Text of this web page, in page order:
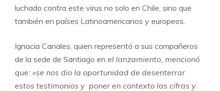
luchado contra este virus no solo en Chile, sino que
también en países Latinoamericanos y europeos.
Ignacia Canales, quien representó a sus compañeros
de la sede de Santiago en el lanzamiento, mencionó
que: «se nos dio la oportunidad de desenterrar
estos testimonios y poner en contexto las cifras y